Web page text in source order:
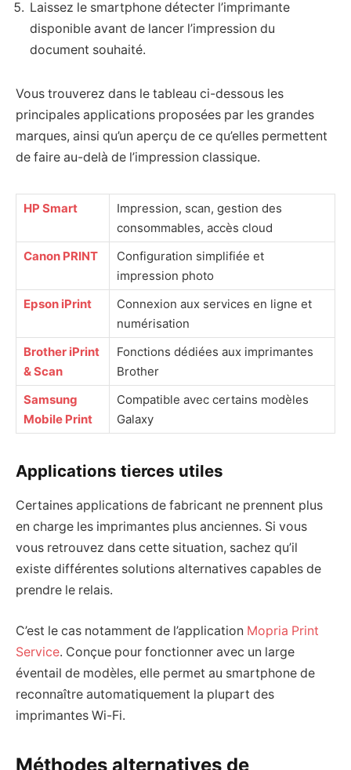
Laissez le smartphone détecter l’imprimante
disponible avant de lancer l’impression du
document souhaité.
Vous trouverez dans le tableau ci-dessous les
principales applications proposées par les grandes
marques, ainsi qu’un aperçu de ce qu’elles permettent
de faire au-delà de l’impression classique.
HP Smart
Impression, scan, gestion des
consommables, accès cloud
Canon PRINT
Configuration simplifiée et
impression photo
Epson iPrint
Connexion aux services en ligne et
numérisation
Brother iPrint
& Scan
Fonctions dédiées aux imprimantes
Brother
Samsung
Mobile Print
Compatible avec certains modèles
Galaxy
Applications tierces utiles
Certaines applications de fabricant ne prennent plus
en charge les imprimantes plus anciennes. Si vous
vous retrouvez dans cette situation, sachez qu’il
existe différentes solutions alternatives capables de
prendre le relais.
C’est le cas notamment de l’application Mopria Print
Service. Conçue pour fonctionner avec un large
éventail de modèles, elle permet au smartphone de
reconnaître automatiquement la plupart des
imprimantes Wi-Fi.
Méthodes alternatives de